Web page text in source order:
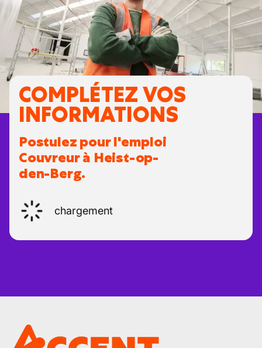
COMPLÉTEZ VOS
INFORMATIONS
Postulez pour l'emploi
Couvreur à Heist-op-
den-Berg.
chargement